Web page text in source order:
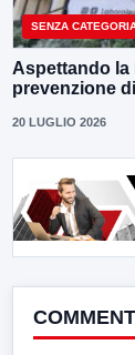
SENZA
Aspettando la
prevenzione
20 LUGLIO 2026